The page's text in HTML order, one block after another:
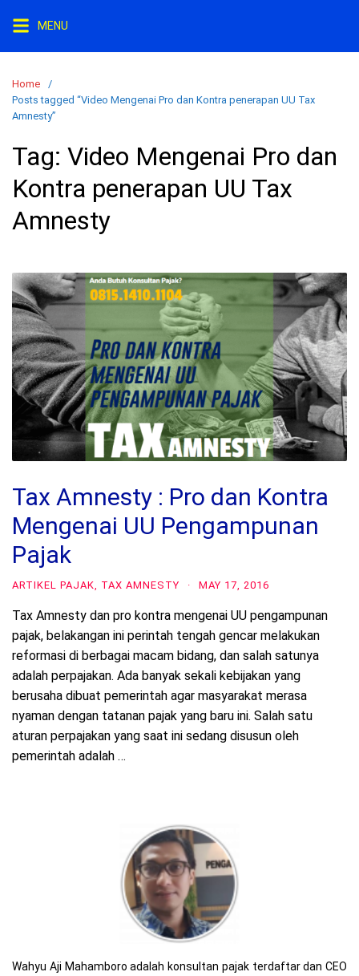
content
MENU
Home
Posts tagged “Video Mengenai Pro dan Kontra penerapan UU Tax
Amnesty”
Tag: Video Mengenai Pro dan
Kontra penerapan UU Tax
Amnesty
Tax Amnesty : Pro dan Kontra
Mengenai UU Pengampunan
Pajak
ARTIKEL PAJAK TAX AMNESTY · MAY 17, 2016
Tax Amnesty dan pro kontra mengenai UU pengampunan
pajak, belakangan ini perintah tengah gencar melakukan
reformasi di berbagai macam bidang, dan salah satunya
adalah perpajakan. Ada banyak sekali kebijakan yang
berusaha dibuat pemerintah agar masyarakat merasa
nyaman dengan tatanan pajak yang baru ini. Salah satu
aturan perpajakan yang saat ini sedang disusun oleh
pemerintah adalah …
Wahyu Aji Mahamboro adalah konsultan pajak terdaftar dan CEO